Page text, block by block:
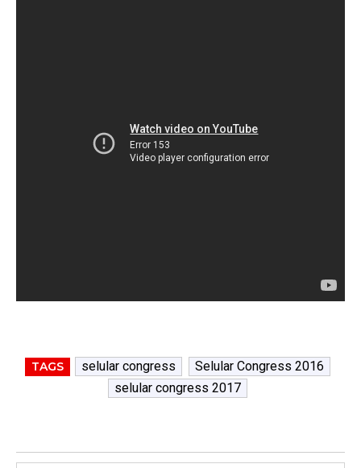
TAGS selular congress
Selular Congress 2016
selular congress 2017